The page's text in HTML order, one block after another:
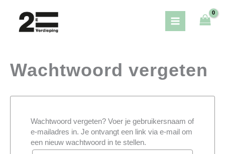
Wachtwoord vergeten
Wachtwoord vergeten? Voer je gebruikersnaam of
e-mailadres in. Je ontvangt een link via e-mail om
een nieuw wachtwoord in te stellen.